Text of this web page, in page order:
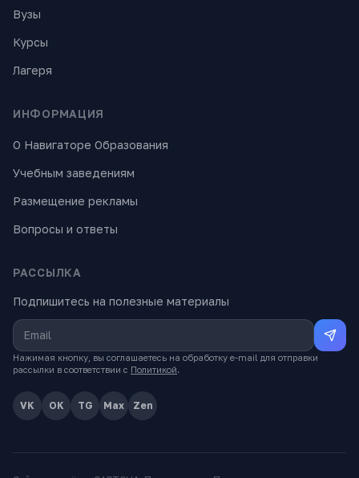
Вузы
Курсы
Лагеря
ИНФОРМАЦИЯ
О Навигаторе Образования
Учебным заведениям
Размещение рекламы
Вопросы и ответы
РАССЫЛКА
Подпишитесь на полезные материалы
Нажимая кнопку, вы соглашаетесь на обработку e-mail для отправки
рассылки в соответствии с Политикой.
VK OK TG Max Zen